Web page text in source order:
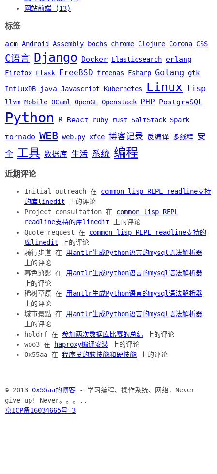
网站前端 (13)
标签
acm Android Assembly bochs chrome Clojure Corona CSS
C语言 Django Docker Elasticsearch erlang
Firefox Flask FreeBSD freenas Fsharp Golang gtk
InfluxDB java Javascript Kubernetes Linux lisp
llvm Mobile OCaml OpenGL Openstack PHP PostgreSQL
Python R React ruby rust SaltStack Spark
tornado WEB web.py xfce 博客记录 反编译 多线程 安
全 工具 数据库 生活 系统 编程
近期评论
Initial outreach 在 common lisp REPL readline支持
的库linedit 上的评论
Project consultation 在 common lisp REPL
readline支持的库linedit 上的评论
Quote request 在 common lisp REPL readline支持的
库linedit 上的评论
騎行步道 在 用antlr生成Python语言的mysql语法解析器
上的评论
暮色剪影 在 用antlr生成Python语言的mysql语法解析器
上的评论
稀树草原 在 用antlr生成Python语言的mysql语法解析器
上的评论
城市景點 在 用antlr生成Python语言的mysql语法解析器
上的评论
holdrf 在 参加两次数据库比赛的总结 上的评论
woo3 在
haproxy编译安装 上的评论
0x55aa 在 程序员的软技能和硬技能 上的评论
© 2013 0x55aa的博客 - 学习编程、操作系统、网络，Never
give up! Never。。。..
京ICP备16034665号-3